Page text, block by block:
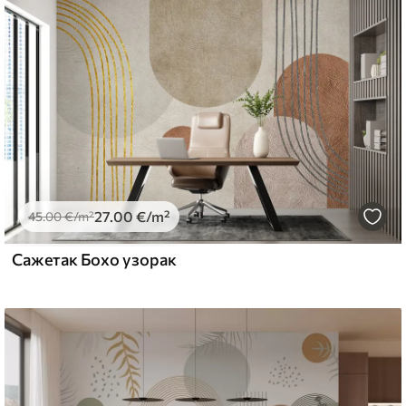
.6734
and Stick
49.00€/m²
45.00€/m²27 .00 €/m²
Сажетак Бохо узорак